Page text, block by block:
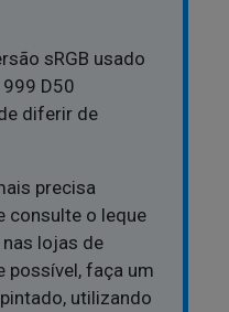
sRGB usado
D50
diferir de
precisa
consulte o leque
lojas de
possível, faça um
utilizando